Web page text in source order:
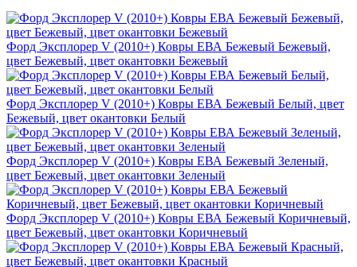
Форд Эксплорер V (2010+) Ковры ЕВА Бежевый Бежевый,
цвет Бежевый, цвет окантовки Бежевый
Форд Эксплорер V (2010+) Ковры ЕВА Бежевый Белый, цвет
Бежевый, цвет окантовки Белый
Форд Эксплорер V (2010+) Ковры ЕВА Бежевый Зеленый,
цвет Бежевый, цвет окантовки Зеленый
Форд Эксплорер V (2010+) Ковры ЕВА Бежевый Коричневый,
цвет Бежевый, цвет окантовки Коричневый